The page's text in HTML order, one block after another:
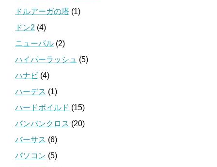
ドルアーガの塔 (1)
ドン2 (4)
ニューパル (2)
ハイパーラッシュ (5)
ハナビ (4)
ハーデス (1)
ハードボイルド (15)
バンバンクロス (20)
バーサス (6)
パソコン (5)